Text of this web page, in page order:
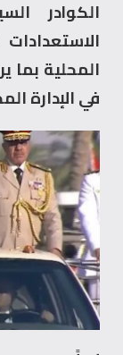
الكوادر
الاستعدادات
المحلية بما
في الإدارة